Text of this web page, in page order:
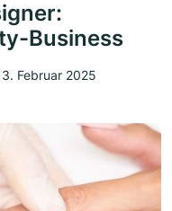
Business
Februar 2025